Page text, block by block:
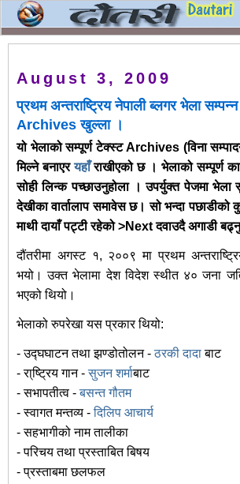
August 3, 2009
प्रथम अन्तराष्ट्रिय नेपाली ब्लगर भेला
Archives खुल्ला ।
यो भेलाको सम्पूर्ण टेक्स्ट Archives (विना
मिल्ने बनाएरयहाँराखीएको छ । भेलाको सम्पूर्ण
सोही लिन्क पच्छाउनुहोला । उपर्युक्त पेजमा
देखीका वार्तालाप समावेस छ। सो भन्दा पछाडीको
माथी दायाँ पट्टी रहेको >Nextदवाउदै अगाडी
दौंतरीमा अगस्ट १, २००९ मा प्रथम
भयो। उक्त भेलामा देश विदेश स्थीत ४० जना
भएको थियो।
भेलाको रुपरेखा यस प्रकार थियो:
- उद्घघाटन तथा झण्डोतोलन -ठरकी दादाबाट
- रा्ष्ट्रिय गान -सुजन शर्माबाट
- सभापतीत्व -बसन्त गौतम
- स्वागत मन्तव्य -दिलिप आचार्य
- सहभागीको नाम तालीका
- परिचय तथा प्रस्ताबित बिषय
- प्रस्ताबमा छलफल